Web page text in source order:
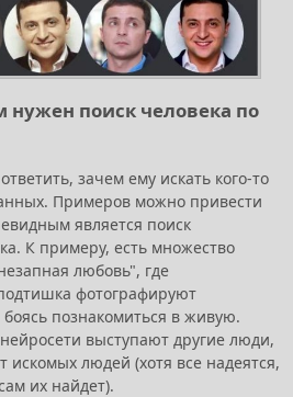
нужен поиск человека по
зачем ему искать кого-то
Примеров можно привести
является поиск
К примеру, есть множество
любовь", где
фотографируют
познакомиться в живую.
выступают другие люди,
людей (хотя все надеятся,
их найдет).